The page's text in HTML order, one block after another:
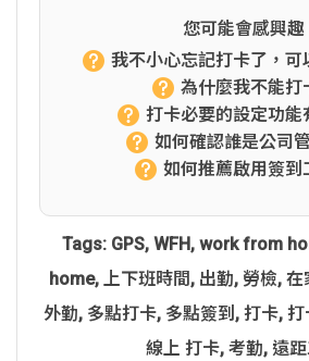
您可能會感興趣
我不小心忘記打卡了，可
為什麼我不能打
打卡必要的設定功能
如何確認誰是公司
如何推薦啟用簽到
Tags: GPS, WFH , work from
home, 上下班時間 , 出勤, 勞檢, 在
外勤, 多點打卡, 多點簽到 , 打卡, 打
線上 打卡, 考勤, 遠